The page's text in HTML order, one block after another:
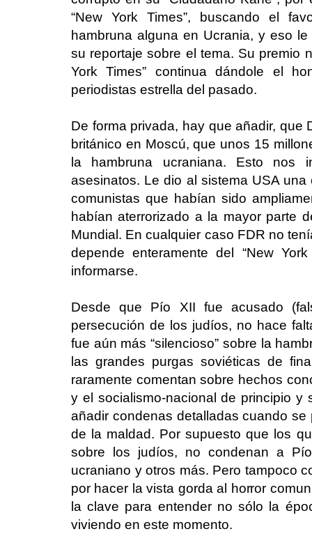
“New York Times”, buscando el
hambruna alguna en Ucrania, y eso
su reportaje sobre el tema. Su premio
York Times” continua dándole el
periodistas estrella del pasado.
De forma privada, hay que añadir, que
británico en Moscú, que unos 15
la hambruna ucraniana. Esto nos
asesinatos. Le dio al sistema USA
comunistas que habían sido
habían aterrorizado a la mayor parte
Mundial. En cualquier caso FDR no
depende enteramente del “New
informarse.
Desde que Pío XII fue acusado
persecución de los judíos, no hace
fue aún más “silencioso” sobre la
las grandes purgas soviéticas de
raramente comentan sobre hechos
y el socialismo-nacional de principio y
añadir condenas detalladas cuando
de la maldad. Por supuesto que los
sobre los judíos, no condenan a
ucraniano y otros más. Pero tampoco
por hacer la vista gorda al horror
la clave para entender no sólo la
viviendo en este momento.